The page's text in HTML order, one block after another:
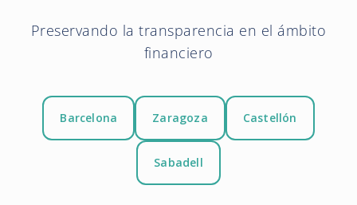
Preservando la transparencia en el ámbito
financiero
Barcelona Zaragoza Castellón
Sabadell